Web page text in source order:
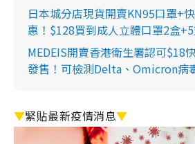
日本城分店現貨開賣KN95口罩+
惠！$128買到成人立體口罩2盒
MEDEIS開賣香港衛生署認可$18
發售！可檢測Delta、Omicron病
▼緊貼最新疫情消息▼